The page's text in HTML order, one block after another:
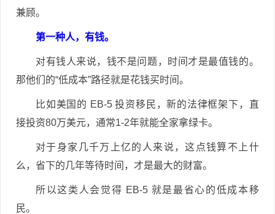
兼顾。
第一种人，有钱。
对有钱人来说，钱不是问题，时间才是最值钱的。
那他们的“低成本”路径就是花钱买时间。
比如美国的 EB-5 投资移民，新的法律框架下，直
接投资80万美元，通常1-2年就能全家拿绿卡。
对于身家几千万上亿的人来说，这点钱算不上什
么，省下的几年等待时间，才是最大的财富。
所以这类人会觉得 EB-5 就是最省心的低成本移
民。